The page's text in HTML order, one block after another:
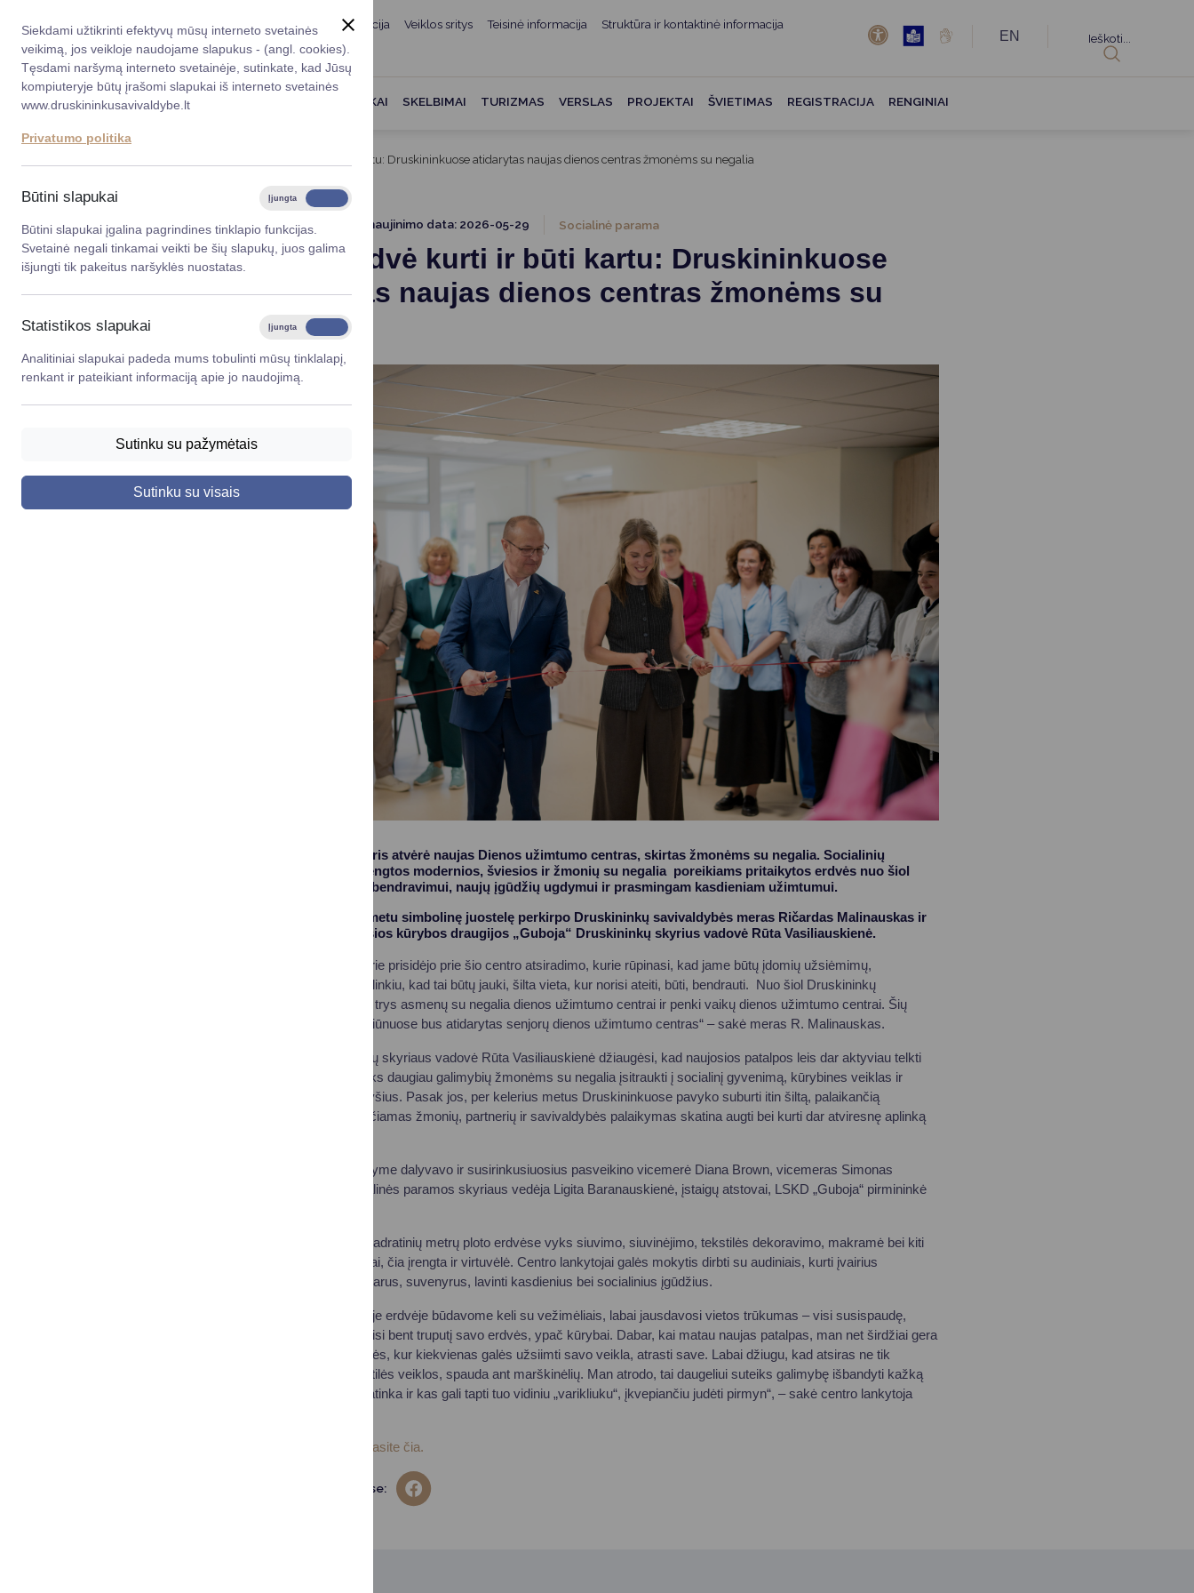
Siekdami užtikrinti efektyvų mūsų interneto svetainės
veikimą, jos veikloje naudojame slapukus - (angl. cookies).
Tęsdami naršymą interneto svetainėje, sutinkate, kad Jūsų
kompiuteryje būtų įrašomi slapukai iš interneto svetainės
www.druskininkusavivaldybe.lt
Privatumo politika
Būtini slapukai Įjungta
Būtini slapukai įgalina pagrindines tinklapio funkcijas.
Svetainė negali tinkamai veikti be šių slapukų, juos galima
išjungti tik pakeitus naršyklės nuostatas.
Statistikos slapukai Įjungta
Analitiniai slapukai padeda mums tobulinti mūsų tinklalapį,
renkant ir pateikiant informaciją apie jo naudojimą.
Sutinku su pažymėtais
Sutinku su visais
Taryba Meras
Registruokitės priėmimui
Vicemerai
Mero patarėja
Administracija
Administracinė informacija
Savivaldybės administracijos
Planavimo dokumentai
Korupcijos prevencija
Viešieji pirkimai
Lygios galimybės
Savivaldybės remiami
Organizacinė struktūra
Veiklos sritys Teisinė informacija
Norminiai teisės aktai
Mero potvarkiai
teisinė pagalba
Teisės aktų pažeidimai
vertinimas
Vartotojų teisių apsauga
Pranešėjų apsauga
Asmens duomenų apsauga
Struktūra ir kontaktinė informacija
Konsultavimasis su
Karjera DUK
EN
DRUSKININKAI SKELBIMAI TURIZMAS VERSLAS PROJEKTAI ŠVIETIMAS REGISTRACIJA RENGINIAI
Nauja erdvė kurti ir būti kartu: Druskininkuose atidarytas naujas dienos centras žmonėms su negalia
2026-05-28 Atnaujinimo data: 2026-05-29 Socialinė parama
Nauja erdvė kurti ir būti kartu: Druskininkuose
atidarytas naujas dienos centras žmonėms su
negalia
Druskininkuose duris atvėrė naujas Dienos užimtumo centras, skirtas žmonėms su negalia. Socialinių
paslaugų centre įrengtos modernios, šviesios ir žmonių su negalia poreikiams pritaikytos erdvės nuo šiol
taps vieta kūrybai, bendravimui, naujų įgūdžių ugdymui ir prasmingam kasdieniam užimtumui.
Centro atidarymo metu simbolinę juostelę perkirpo Druskininkų savivaldybės meras Ričardas Malinauskas ir
Lietuvos specialiosios kūrybos draugijos „Guboja“ Druskininkų skyrius vadovė Rūta Vasiliauskienė.
„Dėkoju visiems, kurie prisidėjo prie šio centro atsiradimo, kurie rūpinasi, kad jame būtų įdomių užsiėmimų,
įtraukiančių veiklų ir linkiu, kad tai būtų jauki, šilta vieta, kur norisi ateiti, būti, bendrauti. Nuo šiol Druskininkų
savivaldybėje veikia trys asmenų su negalia dienos užimtumo centrai ir penki vaikų dienos užimtumo centrai. Šių
metų pabaigoje Viečiūnuose bus atidarytas senjorų dienos užimtumo centras“ – sakė meras R. Malinauskas.
„Guboja“ Druskininkų skyriaus vadovė Rūta Vasiliauskienė džiaugėsi, kad naujosios patalpos leis dar aktyviau telkti
bendruomenę, suteiks daugiau galimybių žmonėms su negalia įsitraukti į socialinį gyvenimą, kūrybines veiklas ir
stiprinti tarpusavio ryšius. Pasak jos, per kelerius metus Druskininkuose pavyko suburti itin šiltą, palaikančią
bendruomenę, o jaučiamas žmonių, partnerių ir savivaldybės palaikymas skatina augti bei kurti dar atviresnę aplinką
Dienos centro atidaryme dalyvavo ir susirinkusiuosius pasveikino vicemerė Diana Brown, vicemeras Simonas
Kazakevičius, Socialinės paramos skyriaus vedėja Ligita Baranauskienė, įstaigų atstovai, LSKD „Guboja“ pirmininkė
Daugiau kaip 100 kvadratinių metrų ploto erdvėse vyks siuvimo, siuvinėjimo, tekstilės dekoravimo, makramė bei kiti
kūrybiniai užsiėmimai, čia įrengta ir virtuvėlė. Centro lankytojai galės mokytis dirbti su audiniais, kurti įvairius
rankdarbius, aksesuarus, suvenyrus, lavinti kasdienius bei socialinius įgūdžius.
„Anksčiau, kai vienoje erdvėje būdavome keli su vežimėliais, labai jausdavosi vietos trūkumas – visi susispaudę,
greitai pavargsti, norisi bent truputį savo erdvės, ypač kūrybai. Dabar, kai matau naujas patalpas, man net širdžiai gera
– čia bus tikros erdvės, kur kiekvienas galės užsiimti savo veikla, atrasti save. Labai džiugu, kad atsiras ne tik
piešimas, bet ir tekstilės veiklos, spauda ant marškinėlių. Man atrodo, tai daugeliui suteiks galimybę išbandyti kažką
naujo, atrasti, kas patinka ir kas gali tapti tuo vidiniu „varikliuku“, įkvepiančiu judėti pirmyn“, – sakė centro lankytoja
Daugiau nuotraukų rasite čia.
Dalintis soc. tinkluose: